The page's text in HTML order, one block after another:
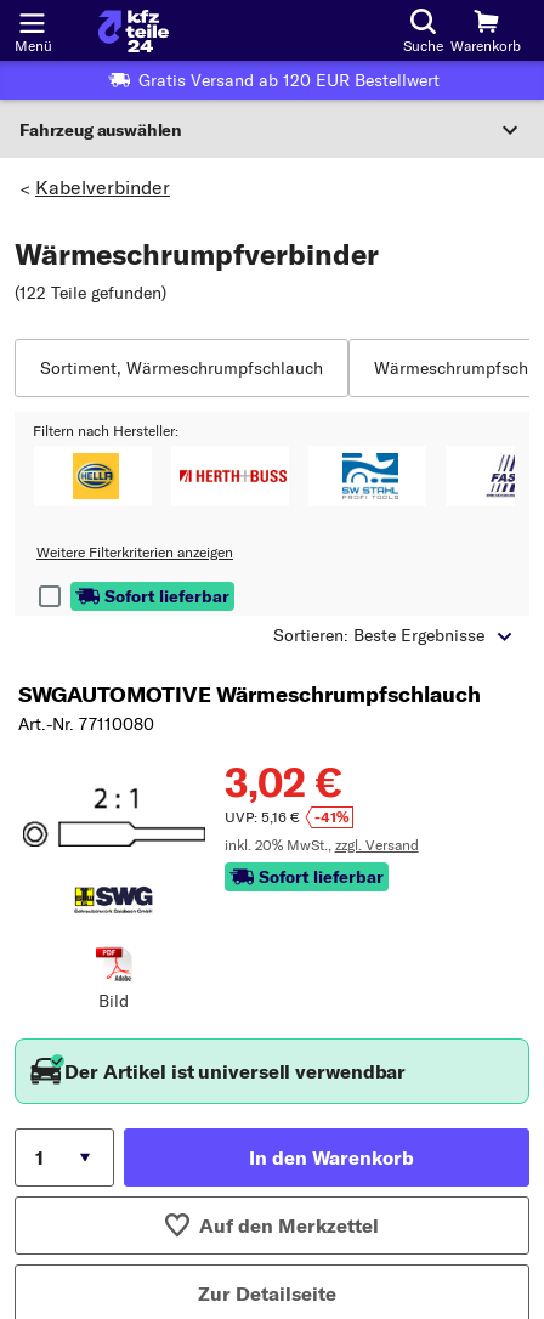
Menü Suche Warenkorb
Gratis Versand ab 120 EUR Bestellwert
Fahrzeug auswählen
Wo finde ich die?
Oder Fahrzeugauswahl nach Kriterien:
Hersteller wählen
Modell wählen
Typ wählen
> Kabelverbinder
Wärmeschrumpfverbinder
(122 Teile gefunden)
Sortiment, Wärmeschrumpfschlauch
Filtern nach Hersteller:
Weitere Filterkriterien anzeigen
Sofort lieferbar
Sortieren: Beste Ergebnisse
SWGAUTOMOTIVE Wärmeschrumpfschlauch
Art.-Nr. 77110080
Bild
3,02 €
UVP: 5,16 €
-41%
inkl. 20% MwSt., zzgl. Versand
Sofort lieferbar
Der Artikel ist universell verwendbar
In den Warenkorb
Auf den Merkzettel
Zur Detailseite